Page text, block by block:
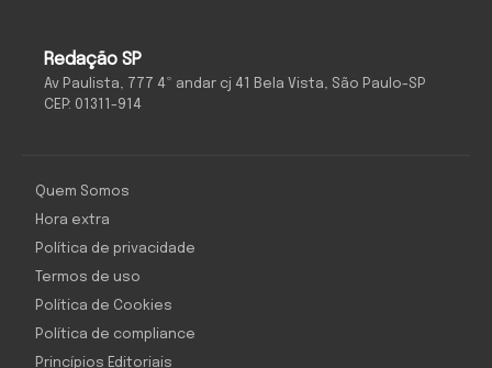
Redação SP
Av Paulista, 777 4º andar cj 41 Bela Vista, São Paulo-SP
CEP: 01311-914
Quem Somos
Hora extra
Política de privacidade
Termos de uso
Política de Cookies
Política de compliance
Princípios Editoriais